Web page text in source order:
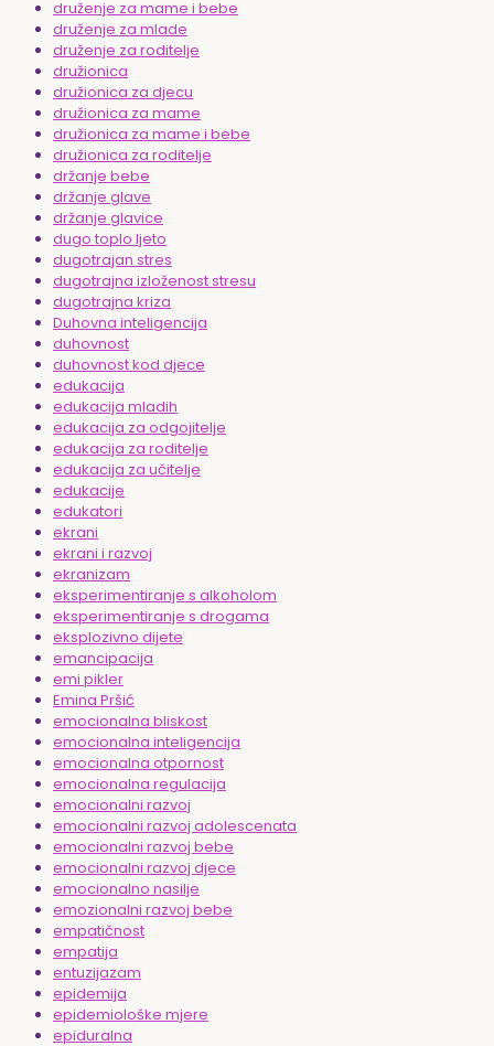
druženje za mame i bebe
druženje za mlade
druženje za roditelje
družionica
družionica za djecu
družionica za mame
družionica za mame i bebe
družionica za roditelje
držanje bebe
držanje glave
držanje glavice
dugo toplo ljeto
dugotrajan stres
dugotrajna izloženost stresu
dugotrajna kriza
Duhovna inteligencija
duhovnost
duhovnost kod djece
edukacija
edukacija mladih
edukacija za odgojitelje
edukacija za roditelje
edukacija za učitelje
edukacije
edukatori
ekrani
ekrani i razvoj
ekranizam
eksperimentiranje s alkoholom
eksperimentiranje s drogama
eksplozivno dijete
emancipacija
emi pikler
Emina Pršić
emocionalna bliskost
emocionalna inteligencija
emocionalna otpornost
emocionalna regulacija
emocionalni razvoj
emocionalni razvoj adolescenata
emocionalni razvoj bebe
emocionalni razvoj djece
emocionalno nasilje
emozionalni razvoj bebe
empatičnost
empatija
entuzijazam
epidemija
epidemiološke mjere
epiduralna